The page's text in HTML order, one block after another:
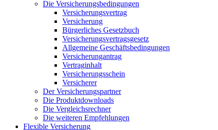
Die Versicherungsbedingungen
Versicherungsvertrag
Versicherung
Bürgerliches Gesetzbuch
Versicherungsvertragsgesetz
Allgemeine Geschäftsbedingungen
Versicherungantrag
Vertraginhalt
Versicherungsschein
Versicherer
Der Versicherungspartner
Die Produktdownloads
Die Vergleichsrechner
Die weiteren Empfehlungen
Flexible Versicherung